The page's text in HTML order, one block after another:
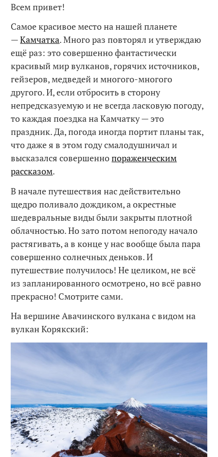
Всем привет!
Самое красивое место на нашей планете
—Камчатка. Много раз повторял и утверждаю
ещё раз: это совершенно фантастически
красивый мир вулканов, горячих источников,
гейзеров, медведей и многого-многого
другого. И, если отбросить в сторону
непредсказуемую и не всегда ласковую погоду,
то каждая поездка на Камчатку — это
праздник. Да, погода иногда портит планы так,
что даже я в этом году смалодушничал и
высказался совершеннопораженческим
рассказом.
В начале путешествия нас действительно
щедро поливало дождиком, а окрестные
шедевральные виды были закрыты плотной
облачностью. Но зато потом непогоду начало
растягивать, а в конце у нас вообще была пара
совершенно солнечных деньков. И
путешествие получилось! Не целиком, не всё
из запланированного осмотрено, но всё равно
прекрасно! Смотрите сами.
На вершине Авачинского вулкана с видом на
вулкан Корякский: